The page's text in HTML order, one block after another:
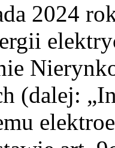
2024
(dalej: